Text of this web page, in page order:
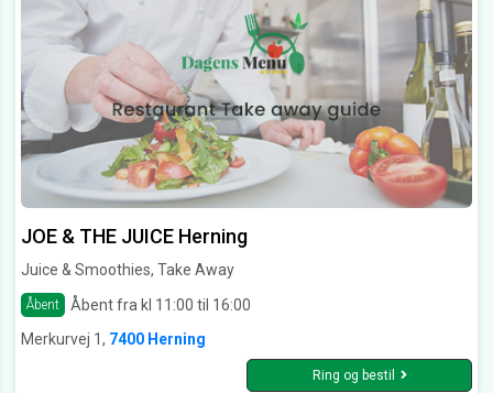
JOE & THE JUICE Herning
Juice & Smoothies, Take Away
Åbent
Åbent fra kl 11:00 til 16:00
Merkurvej 1, 7400 Herning
Ring og bestil